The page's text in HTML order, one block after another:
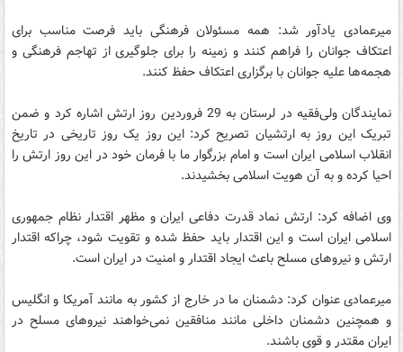
میرعمادی یادآور شد: همه مسئولان فرهنگی باید فرصت مناسب برای
اعتکاف جوانان را فراهم کنند و زمینه را برای جلوگیری از تهاجم فرهنگی و
هجمه‌ها علیه جوانان با برگزاری اعتکاف حفظ کنند.
نمایندگان ولی‌فقیه در لرستان به 29 فروردین روز ارتش اشاره کرد و ضمن
تبریک این روز به ارتشیان تصریح کرد:‌ این روز یک روز تاریخی در تاریخ
انقلاب اسلامی ایران است و امام بزرگوار ما با فرمان خود در این روز ارتش را
احیا کرده و به آن هویت اسلامی بخشیدند.
وی اضافه کرد: ارتش نماد قدرت دفاعی ایران و مظهر اقتدار نظام جمهوری
اسلامی ایران است و این اقتدار باید حفظ شده و تقویت شود، چراکه اقتدار
ارتش و نیروهای مسلح باعث ایجاد اقتدار و امنیت در ایران است.
میرعمادی عنوان کرد: دشمنان ما در خارج از کشور به مانند آمریکا و انگلیس
و همچنین دشمنان داخلی مانند منافقین نمی‌خواهند نیروهای مسلح در
ایران مقتدر و قوی باشند.